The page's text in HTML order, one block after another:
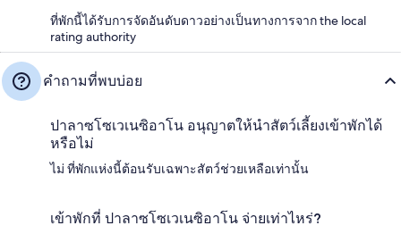
ที่พักนี้ได้รับการจัดอันดับดาวอย่างเป็นทางการจาก the local
rating authority
คำถามที่พบบ่อย
ปาลาซโซเวเนซิอาโน อนุญาตให้นำสัตว์เลี้ยงเข้าพักได้
หรือไม่
ไม่ ที่พักแห่งนี้ต้อนรับเฉพาะสัตว์ช่วยเหลือเท่านั้น
เข้าพักที่ ปาลาซโซเวเนซิอาโน จ่ายเท่าไหร่?